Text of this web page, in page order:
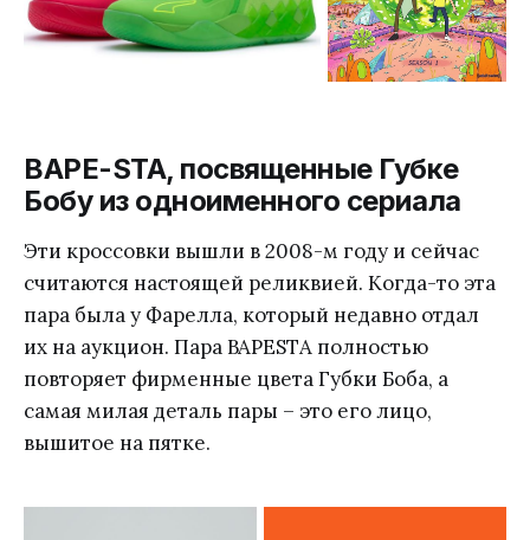
BAPE-STA, посвященные Губке
Бобу из одноименного сериала
Эти кроссовки вышли в 2008-м году и сейчас
считаются настоящей реликвией. Когда-то эта
пара была у Фарелла, который недавно отдал
их на аукцион. Пара BAPESTA полностью
повторяет фирменные цвета Губки Боба, а
самая милая деталь пары – это его лицо,
вышитое на пятке.